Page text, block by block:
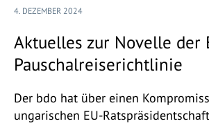
4. DEZEMBER 2024
Aktuelles zur Novelle der
Pauschalreiserichtlinie
Der bdo hat über einen
ungarischen EU-